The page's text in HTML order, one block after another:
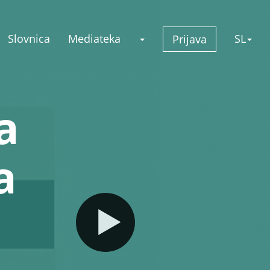
Slovnica Mediateka Prijava SL